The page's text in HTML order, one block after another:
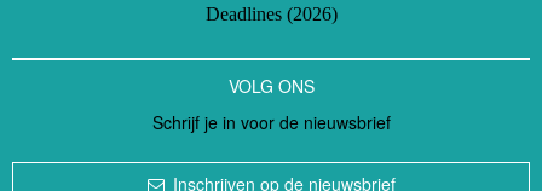
Deadlines (2026)
VOLG ONS
Schrijf je in voor de nieuwsbrief
Inschrijven op de nieuwsbrief